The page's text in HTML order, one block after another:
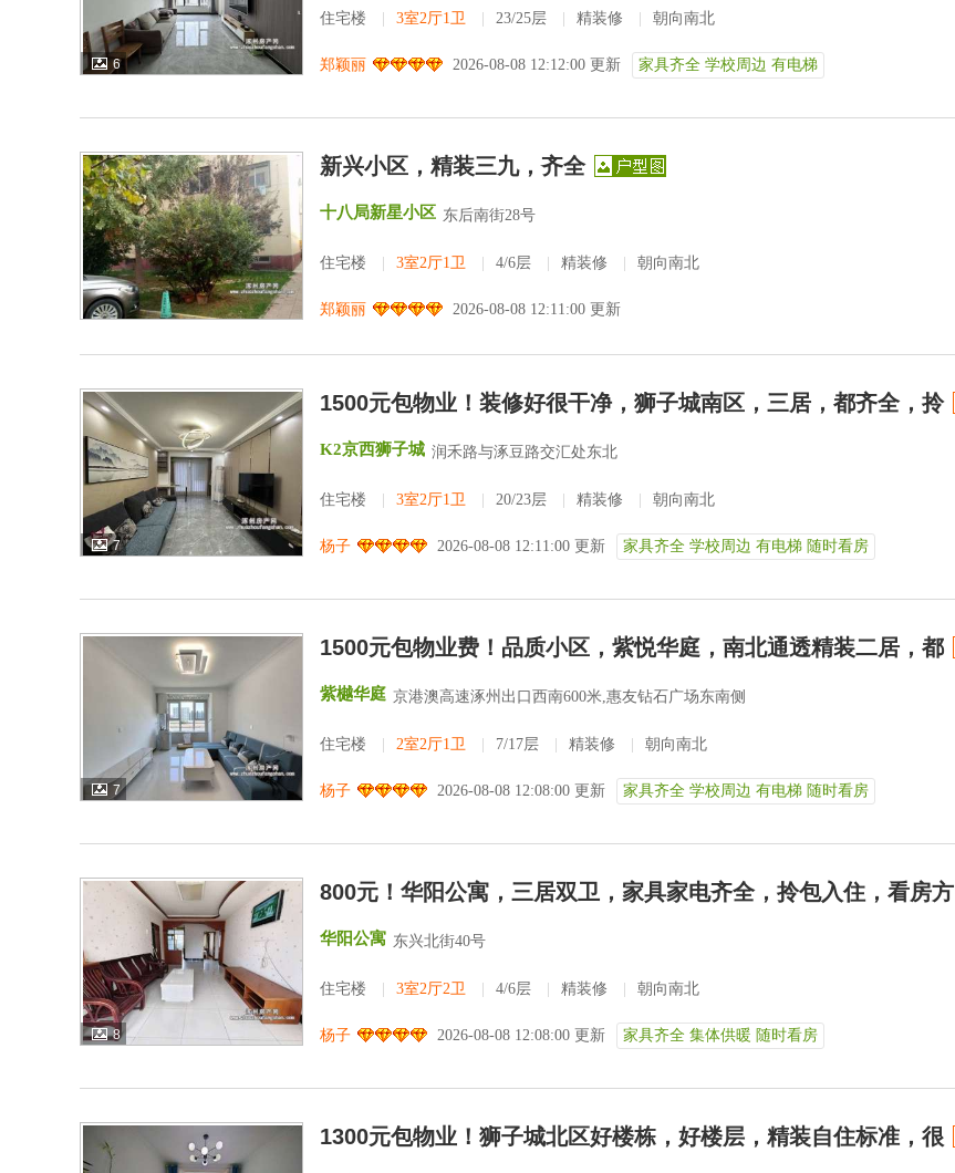
6
住宅楼 3室2厅1卫 23/25层 精装修 朝向南北
郑颖丽 2026-08-08 12:12:00 更新 家具齐全 学校周边 有电梯
新兴小区，精装三九，齐全
十八局新星小区 东后南街28号
住宅楼 3室2厅1卫 4/6层 精装修 朝向南北
郑颖丽 2026-08-08 12:11:00 更新
7
1500元包物业！装修好很干净，狮子城南区，三居，都齐全，拎
K2京西狮子城 润禾路与涿豆路交汇处东北
住宅楼 3室2厅1卫 20/23层 精装修 朝向南北
杨子 2026-08-08 12:11:00 更新 家具齐全 学校周边 有电梯 随时看房
7
1500元包物业费！品质小区，紫悦华庭，南北通透精装二居，都
紫樾华庭 京港澳高速涿州出口西南600米,惠友钻石广场东南侧
住宅楼 2室2厅1卫 7/17层 精装修 朝向南北
杨子 2026-08-08 12:08:00 更新 家具齐全 学校周边 有电梯 随时看房
8
800元！华阳公寓，三居双卫，家具家电齐全，拎包入住，看房方
华阳公寓 东兴北街40号
住宅楼 3室2厅2卫 4/6层 精装修 朝向南北
杨子 2026-08-08 12:08:00 更新 家具齐全 集体供暖 随时看房
1300元包物业！狮子城北区好楼栋，好楼层，精装自住标准，很